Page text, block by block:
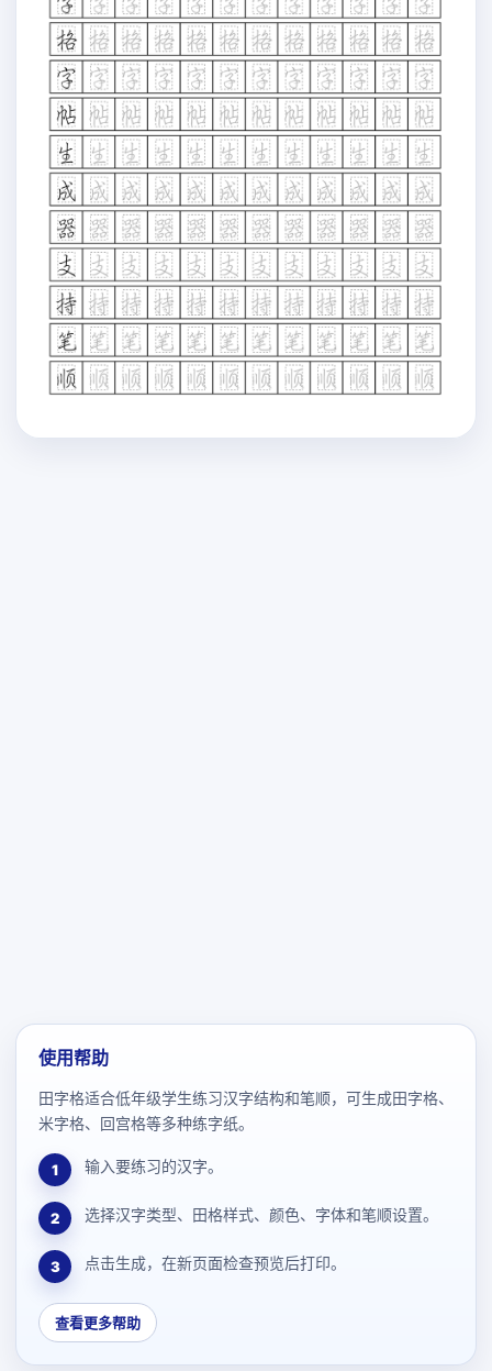
使用帮助
田字格适合低年级学生练习汉字结构和笔顺，可生成田字格、
米字格、回宫格等多种练字纸。
1 输入要练习的汉字。
2 选择汉字类型、田格样式、颜色、字体和笔顺设置。
3 点击生成，在新页面检查预览后打印。
查看更多帮助